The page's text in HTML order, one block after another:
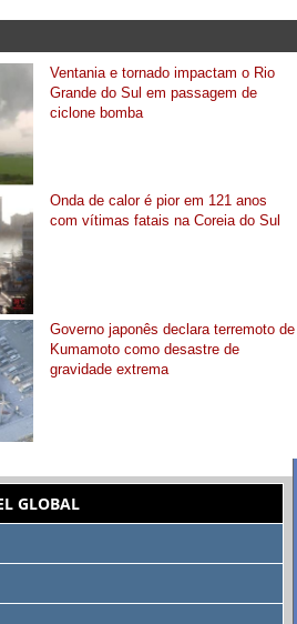
Ventania e tornado impactam o Rio
Grande do Sul em passagem de
ciclone bomba
Onda de calor é pior em 121 anos
com vítimas fatais na Coreia do Sul
Governo japonês declara terremoto de
Kumamoto como desastre de
gravidade extrema
GLOBAL